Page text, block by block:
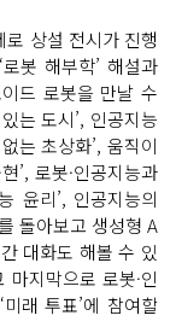
로 상설 전시가 진행
봇 해부학’ 해설과
드 로봇을 만날 수
는 도시’, 인공지능
는 초상화’, 움직이
’, 로봇·인공지능과
윤리’, 인공지능의
돌아보고 생성형 A
대화도 해볼 수 있
마지막으로 로봇·인
래 투표’에 참여할